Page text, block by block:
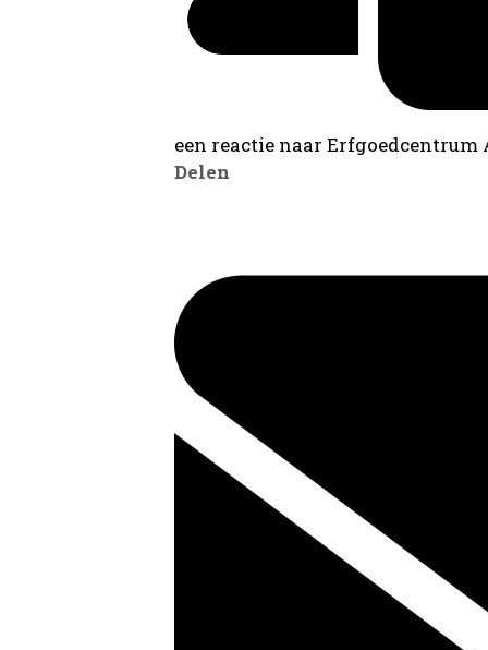
een reactie naar
Delen